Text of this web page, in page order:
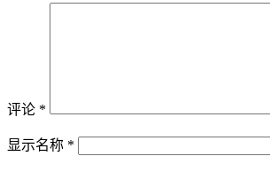
评论 *
显示名称 *